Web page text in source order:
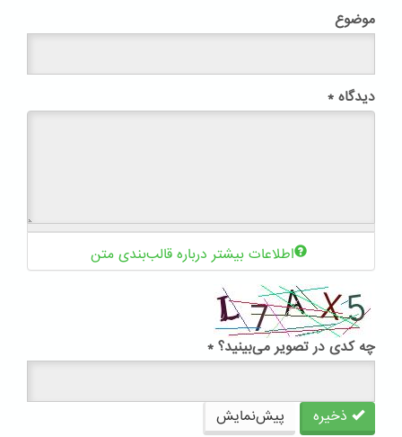
موضوع
دیدگاه *
اطلاعات بیشتر درباره قالب‌بندی متن
چه کدی در تصویر می‌بینید؟ *
ذخیره پیش‌نمایش